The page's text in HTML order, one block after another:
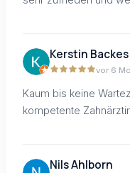
Kerstin Backes
vor 6
Kaum bis keine
kompetente
Nils Ahlborn